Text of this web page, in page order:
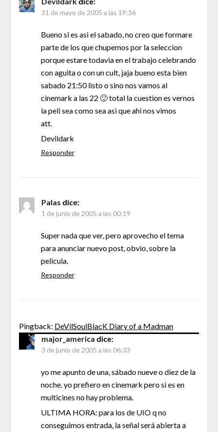
31 de mayo de 2005 a las 19:36
Bueno si es asi el sabado, no creo que formare
parte de los que chupemos por la seleccion
porque estare todavia en el trabajo celebrando
con aguita o con un cult, jaja bueno esta bien
sabado 21:50 listo o sino nos vamos al
cinemark a las 22 🙂 total la cuestion es vernos
la peli sea como sea asi que ahi nos vimos
att.
Devildark
Responder
Palas dice:
1 de junio de 2005 a las 00:19
Super nada que ver, pero aprovecho el tema
para anunciar nuevo post, obvio, sobre la
pelicula.
Responder
Pingback: DeVilSoulBlacK Diary of a Madman
major_america dice:
3 de junio de 2005 a las 06:33
yo me apunto de una, sábado nueve o diez de la
noche. yo prefiero en cinemark pero si es en
multicines no hay problema.
ULTIMA HORA: para los de UIO q no
conseguimos entrada, la señal será abierta a